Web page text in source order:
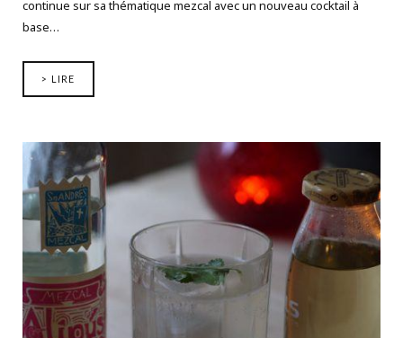
continue sur sa thématique mezcal avec un nouveau cocktail à
base…
> LIRE